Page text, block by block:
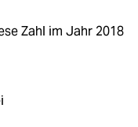
Zahl im Jahr 2018